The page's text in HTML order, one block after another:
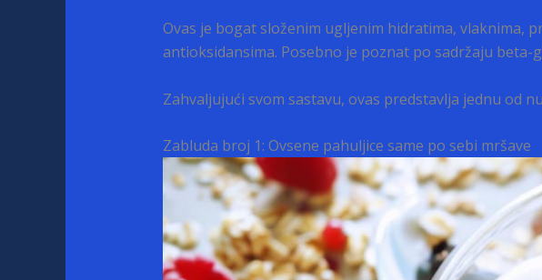
Ovas je bogat složenim ugljenim hidratima, vlaknima,
antioksidansima. Posebno je poznat po sadržaju
Zahvaljujući svom sastavu, ovas predstavlja jednu od
Zabluda broj 1: Ovsene pahuljice same po sebi mršave